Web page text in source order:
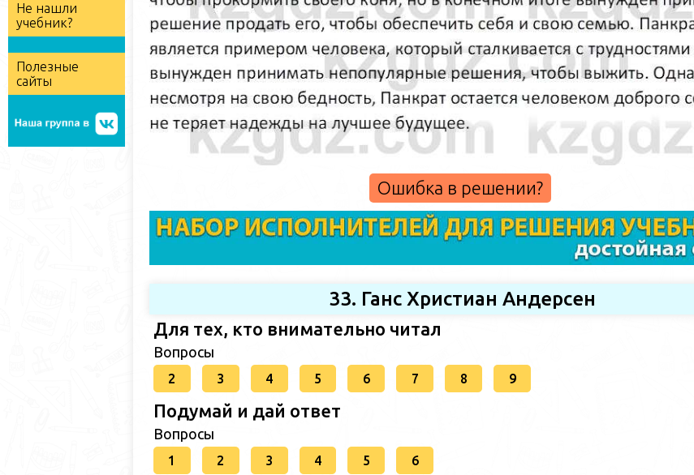
Не нашли
учебник?
Полезные
сайты
Ошибка в решении?
33. Ганс Христиан Андерсен
Для тех, кто внимательно читал
Вопросы
2 3 4 5 6 7 8 9
Подумай и дай ответ
Вопросы
1 2 3 4 5 6